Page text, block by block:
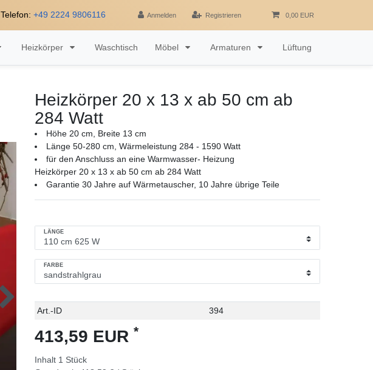
Telefon: +49 2224 9806116 Anmelden Registrieren 0,00 EUR
Heizkörper Waschtisch Möbel Armaturen Lüftung
Heizkörper 20 x 13 x ab 50 cm ab
284 Watt
Höhe 20 cm, Breite 13 cm
Länge 50-280 cm, Wärmeleistung 284 - 1590 Watt
für den Anschluss an eine Warmwasser- Heizung
Heizkörper 20 x 13 x ab 50 cm ab 284 Watt
Garantie 30 Jahre auf Wärmetauscher, 10 Jahre übrige Teile
LÄNGE
FARBE
Technisches
Wert
Art.-ID 394
413,59 EUR *
Inhalt 1 Stück